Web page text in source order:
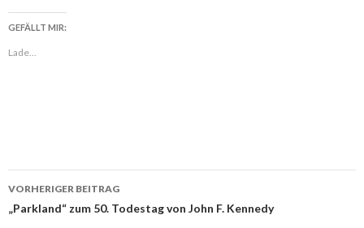
GEFÄLLT MIR:
Lade...
Beitragsnavigation
VORHERIGER BEITRAG
„Parkland“ zum 50. Todestag von John F. Kennedy